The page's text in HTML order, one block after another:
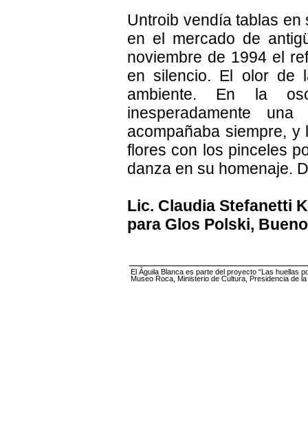
Untroib vendía tablas
en el mercado de
noviembre de 1994 el
en silencio. El olor de
ambiente. En la
inesperadamente
acompañaba siempre,
flores con los pinceles
danza en su homenaje.
Lic. Claudia Stefanetti
para Glos Polski,
El Águila Blanca es parte del proyecto “Las huellas
Museo Roca, Ministerio de Cultura, Presidencia de